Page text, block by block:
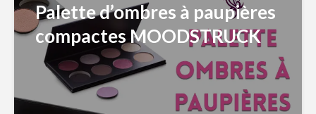
Palette d’ombres à paupières
compactes MOODSTRUCK